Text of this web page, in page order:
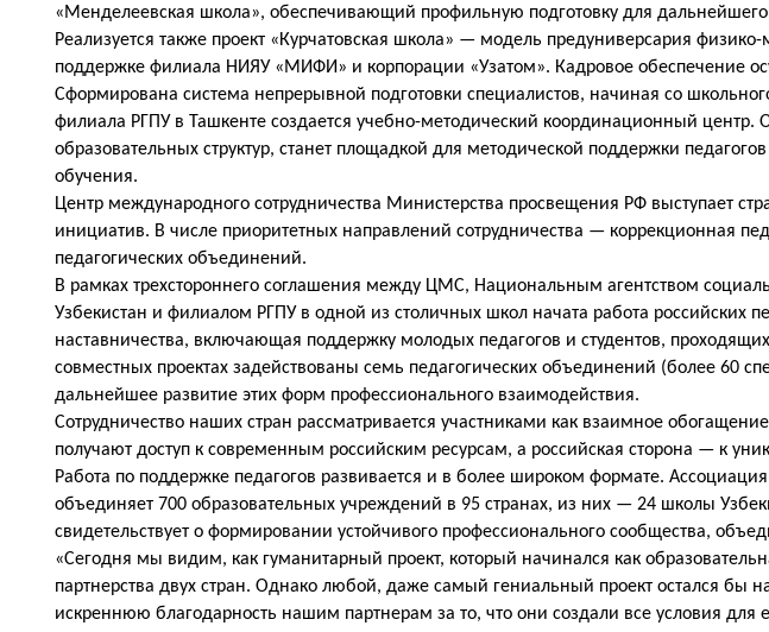
«Менделеевская школа», обеспечивающий профильную подготовку для
Реализуется также проект «Курчатовская школа» — модель предуниверсария
поддержке филиала НИЯУ «МИФИ» и корпорации «Узатом». Кадровое обеспечение
Сформирована система непрерывной подготовки специалистов, начиная со
филиала РГПУ в Ташкенте создается учебно-методический координационный центр.
образовательных структур, станет площадкой для методической поддержки
обучения.
Центр международного сотрудничества Министерства просвещения РФ выступает
инициатив. В числе приоритетных направлений сотрудничества — коррекционная
педагогических объединений.
В рамках трехстороннего соглашения между ЦМС, Национальным агентством
Узбекистан и филиалом РГПУ в одной из столичных школ начата работа российских
наставничества, включающая поддержку молодых педагогов и студентов,
совместных проектах задействованы семь педагогических объединений (более 60
дальнейшее развитие этих форм профессионального взаимодействия.
Сотрудничество наших стран рассматривается участниками как взаимное
получают доступ к современным российским ресурсам, а российская сторона — к
Работа по поддержке педагогов развивается и в более широком формате.
объединяет 700 образовательных учреждений в 95 странах, из них — 24 школы
свидетельствует о формировании устойчивого профессионального сообщества,
«Сегодня мы видим, как гуманитарный проект, который начинался как
партнерства двух стран. Однако любой, даже самый гениальный проект остался бы
искреннюю благодарность нашим партнерам за то, что они создали все условия для